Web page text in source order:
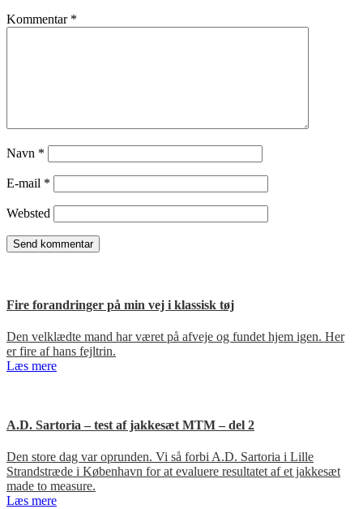
Kommentar *
Navn *
E-mail *
Websted
Fire forandringer på min vej i klassisk tøj
Den velklædte mand har været på afveje og fundet hjem igen. Her
er fire af hans fejltrin.
Læs mere
A.D. Sartoria – test af jakkesæt MTM – del 2
Den store dag var oprunden. Vi så forbi A.D. Sartoria i Lille
Strandstræde i København for at evaluere resultatet af et jakkesæt
made to measure.
Læs mere